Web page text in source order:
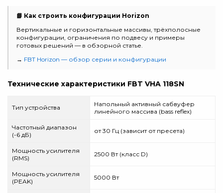
📘 Как строить конфигурации Horizon
Вертикальные и горизонтальные массивы, трёхполосные
конфигурации, ограничения по подвесу и примеры
готовых решений — в обзорной статье.
→ FBT Horizon — обзор серии и конфигурации
Технические характеристики FBT VHA 118SN
Тип устройства
Напольный активный сабвуфер
линейного массива (bass reflex)
Частотный диапазон
(-6 дБ)
от 30 Гц (зависит от пресета)
Мощность усилителя
(RMS)
2500 Вт (класс D)
Мощность усилителя
(PEAK)
5000 Вт